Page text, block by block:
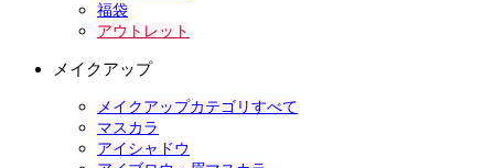
福袋
アウトレット
メイクアップ
メイクアップカテゴリすべて
マスカラ
アイシャドウ